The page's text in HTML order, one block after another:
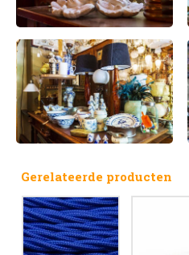
Gerelateerde producten